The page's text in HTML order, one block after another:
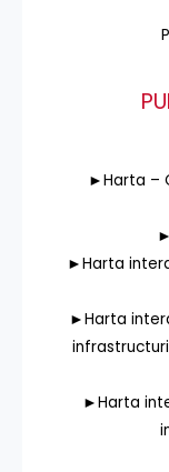
►Harta –
►Harta
►Harta
►Harta